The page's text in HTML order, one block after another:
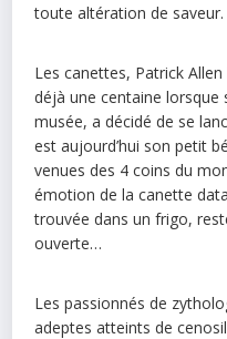
toute altération de saveur.
Les canettes, Patrick
déjà une centaine lorsque
musée, a décidé de se
est aujourd’hui son petit
venues des 4 coins du
émotion de la canette
trouvée dans un frigo,
ouverte…
Les passionnés de
adeptes atteints de